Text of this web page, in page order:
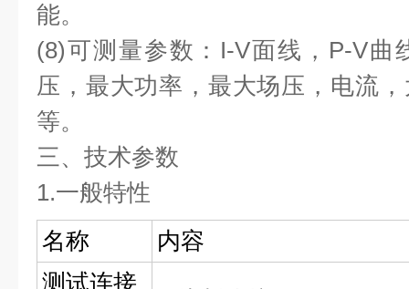
能。
(8)可测量参数：I-V面线，P-V曲
压，最大功率，最大场压，电流
等。
三、技术参数
1.一般特性
名称
内容
测试连接